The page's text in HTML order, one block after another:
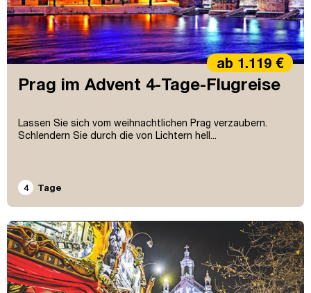
Prag im Advent 4-Tage-Flugreise
Lassen Sie sich vom weihnachtlichen Prag verzaubern.
Schlendern Sie durch die von Lichtern hell...
ab 1.119 €
4 Tage